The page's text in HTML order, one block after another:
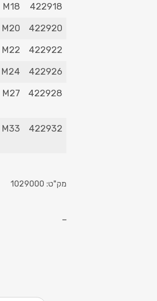
422918
M18
422920
M20
422922
M22
422926
M24
422928
M27
422932
M33
מק"ט: 1029000
–